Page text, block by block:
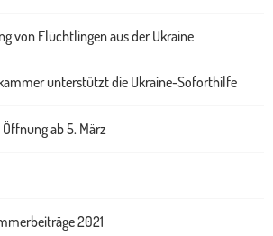
von Flüchtlingen aus der Ukraine
unterstützt die Ukraine-Soforthilfe
ab 5. März
2021